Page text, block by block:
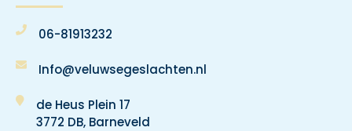
06-81913232
Info@veluwsegeslachten.nl
de Heus Plein 17
3772 DB, Barneveld